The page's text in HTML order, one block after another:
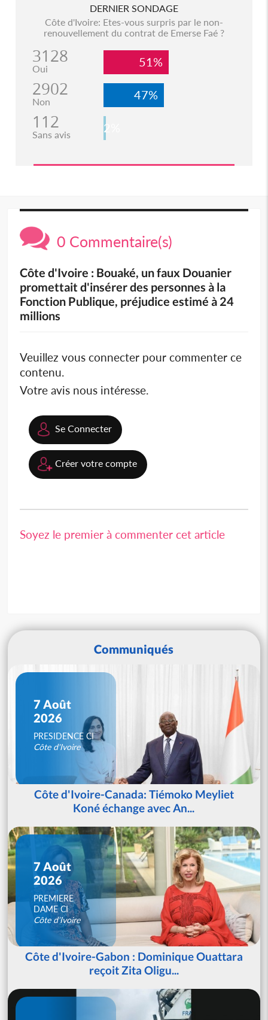
DERNIER SONDAGE
Côte d'Ivoire: Etes-vous surpris par le non-
renouvellement du contrat de Emerse Faé ?
3128
Oui 51%
2902
Non 47%
112
Sans avis 2%
0 Commentaire(s)
Côte d'Ivoire : Bouaké, un faux Douanier
promettait d'insérer des personnes à la
Fonction Publique, préjudice estimé à 24
millions
Veuillez vous connecter pour commenter ce
contenu.
Votre avis nous intéresse.
Se Connecter
Créer votre compte
Soyez le premier à commenter cet article
Communiqués
7 Août
2026
PRESIDENCE CI
Côte d'Ivoire
Côte d'Ivoire-Canada: Tiémoko Meyliet
Koné échange avec An...
7 Août
2026
PREMIERE
DAME CI
Côte d'Ivoire
Côte d'Ivoire-Gabon : Dominique Ouattara
reçoit Zita Oligu...